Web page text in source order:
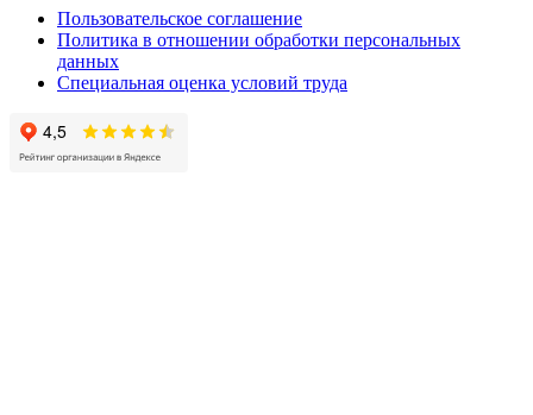
Пользовательское соглашение
Политика в отношении обработки персональных
данных
Специальная оценка условий труда